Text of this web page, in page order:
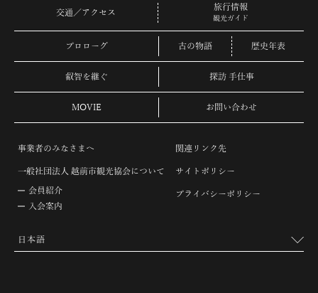
交通／アクセス
旅行情報
観光ガイド
プロローグ 古の物語 歴史年表
叡智を継ぐ 探訪 手仕事
MOVIE お問い合わせ
事業者のみなさまへ
一般社団法人 越前市観光協会について
会員紹介
入会案内
関連リンク先
サイトポリシー
プライバシーポリシー